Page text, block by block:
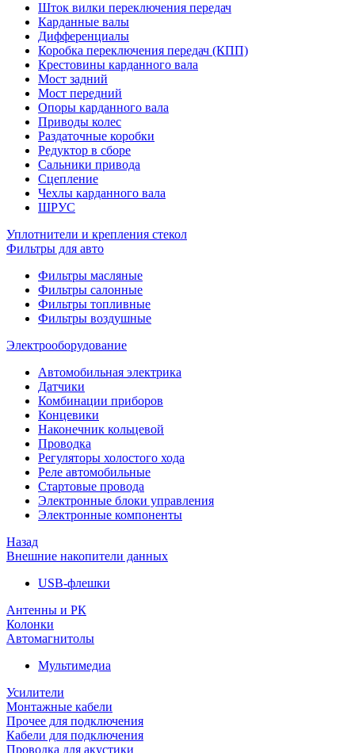
Шток вилки переключения передач
Карданные валы
Дифференциалы
Коробка переключения передач (КПП)
Крестовины карданного вала
Мост задний
Мост передний
Опоры карданного вала
Приводы колес
Раздаточные коробки
Редуктор в сборе
Сальники привода
Сцепление
Чехлы карданного вала
ШРУС
Уплотнители и крепления стекол
Фильтры для авто
Фильтры масляные
Фильтры салонные
Фильтры топливные
Фильтры воздушные
Электрооборудование
Автомобильная электрика
Датчики
Комбинации приборов
Концевики
Наконечник кольцевой
Проводка
Регуляторы холостого хода
Реле автомобильные
Стартовые провода
Электронные блоки управления
Электронные компоненты
Назад
Внешние накопители данных
USB-флешки
Антенны и РК
Колонки
Автомагнитолы
Мультимедиа
Усилители
Монтажные кабели
Прочее для подключения
Кабели для подключения
Проводка для акустики